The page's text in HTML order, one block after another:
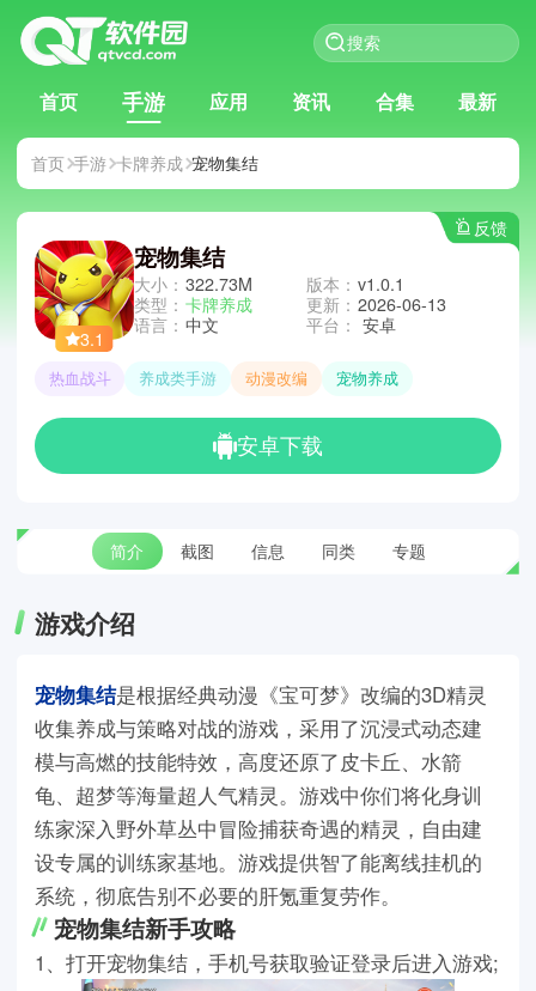
首页 手游 应用 资讯 合集 最新
首页 手游 卡牌养成 宠物集结
反馈
3.1
宠物集结
大小： 322.73M
类型： 卡牌养成
语言： 中文
版本： v1.0.1
更新： 2026-06-13
平台： 安卓
热血战斗 养成类手游 动漫改编 宠物养成
安卓下载
简介 截图 信息 同类 专题
游戏介绍
宠物集结是根据经典动漫《宝可梦》改编的3D精灵
收集养成与策略对战的游戏，采用了沉浸式动态建
模与高燃的技能特效，高度还原了皮卡丘、水箭
龟、超梦等海量超人气精灵。游戏中你们将化身训
练家深入野外草丛中冒险捕获奇遇的精灵，自由建
设专属的训练家基地。游戏提供智了能离线挂机的
系统，彻底告别不必要的肝氪重复劳作。
宠物集结新手攻略
1、打开宠物集结，手机号获取验证登录后进入游戏;